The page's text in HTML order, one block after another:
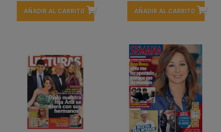
AÑADIR AL CARRITO AÑADIR AL CARRITO